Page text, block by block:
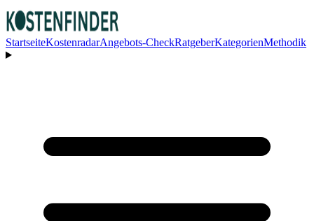
StartseiteKostenradarAngebots-CheckRatgeberKategorienMethodik